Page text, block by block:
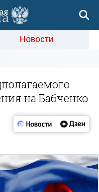
Новости
на Бабченко